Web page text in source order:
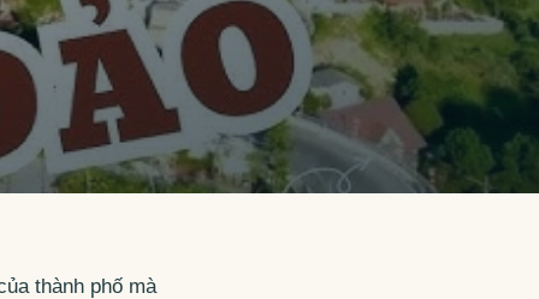
thành phố mà